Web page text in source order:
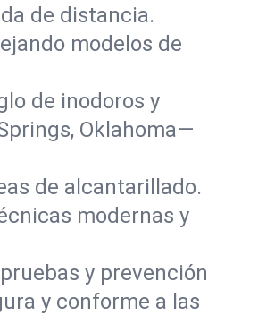
de distancia.
modelos de
de inodoros y
Oklahoma—
de alcantarillado.
modernas y
y prevención
y conforme a las